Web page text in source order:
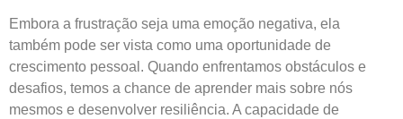
Embora a frustração seja uma emoção negativa, ela
também pode ser vista como uma oportunidade de
crescimento pessoal. Quando enfrentamos obstáculos e
desafios, temos a chance de aprender mais sobre nós
mesmos e desenvolver resiliência. A capacidade de